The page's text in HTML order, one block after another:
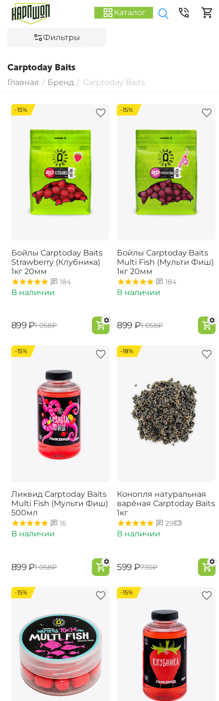
Каталог
Фильтры
Carptoday Baits
Главная / Бренд / Carptoday Baits
-15%
Бойлы Carptoday Baits
Strawberry (Клубника)
1кг 20мм
184
В наличии
‍899‍ ₽‍1 058‍₽
-15%
Бойлы Carptoday Baits
Multi Fish (Мульти Фиш)
1кг 20мм
184
В наличии
‍899‍ ₽‍1 058‍₽
-15%
Ликвид Carptoday Baits
Multi Fish (Мульти Фиш)
500мл
16
В наличии
‍899‍ ₽‍1 058‍₽
-18%
Конопля натуральная
варёная Carptoday Baits
1кг
29
В наличии
‍599‍ ₽‍730‍₽
-15% -15%